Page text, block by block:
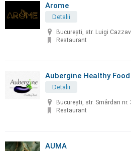
Arome
Detalii
București, str. Luigi
Restaurant
Aubergine Healthy Food
Detalii
București, str. Smârdan nr.
Restaurant
AUMA